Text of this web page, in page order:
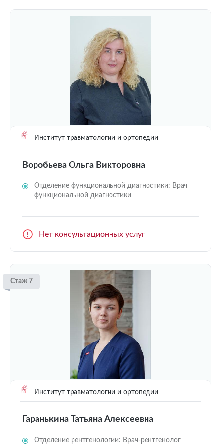
Институт травматологии и ортопедии
Воробьева Ольга Викторовна
Отделение функциональной диагностики: Врач
функциональной диагностики
Нет консультационных услуг
Стаж 7
Институт травматологии и ортопедии
Гаранькина Татьяна Алексеевна
Отделение рентгенологии: Врач-рентгенолог